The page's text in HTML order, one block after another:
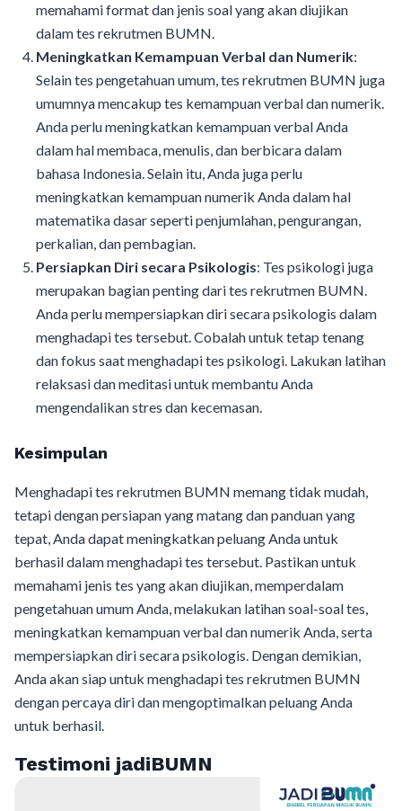
memahami format dan jenis soal yang akan diujikan
dalam tes rekrutmen BUMN.
Meningkatkan Kemampuan Verbal dan Numerik:
Selain tes pengetahuan umum, tes rekrutmen BUMN juga
umumnya mencakup tes kemampuan verbal dan numerik.
Anda perlu meningkatkan kemampuan verbal Anda
dalam hal membaca, menulis, dan berbicara dalam
bahasa Indonesia. Selain itu, Anda juga perlu
meningkatkan kemampuan numerik Anda dalam hal
matematika dasar seperti penjumlahan, pengurangan,
perkalian, dan pembagian.
Persiapkan Diri secara Psikologis: Tes psikologi juga
merupakan bagian penting dari tes rekrutmen BUMN.
Anda perlu mempersiapkan diri secara psikologis dalam
menghadapi tes tersebut. Cobalah untuk tetap tenang
dan fokus saat menghadapi tes psikologi. Lakukan latihan
relaksasi dan meditasi untuk membantu Anda
mengendalikan stres dan kecemasan.
Kesimpulan
Menghadapi tes rekrutmen BUMN memang tidak mudah,
tetapi dengan persiapan yang matang dan panduan yang
tepat, Anda dapat meningkatkan peluang Anda untuk
berhasil dalam menghadapi tes tersebut. Pastikan untuk
memahami jenis tes yang akan diujikan, memperdalam
pengetahuan umum Anda, melakukan latihan soal-soal tes,
meningkatkan kemampuan verbal dan numerik Anda, serta
mempersiapkan diri secara psikologis. Dengan demikian,
Anda akan siap untuk menghadapi tes rekrutmen BUMN
dengan percaya diri dan mengoptimalkan peluang Anda
untuk berhasil.
Testimoni jadiBUMN